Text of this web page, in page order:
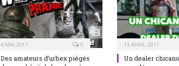
4 MAI 2017 0
Des amateurs d’urbex piégés
13 AVRIL 2017
Un dealer